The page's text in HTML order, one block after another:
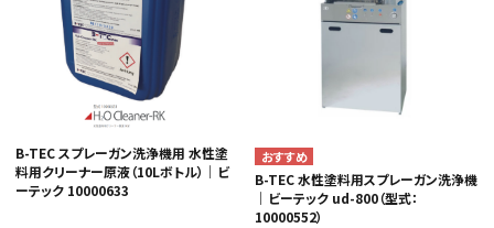
メーカーから選ぶ
ガレージ機器
補助金で購入
B-TEC スプレーガン洗浄機用 水性塗
料用クリーナー原液（10Lボトル）｜ビ
ーテック 10000633
B-TEC 水性塗料用スプレーガン洗浄機
｜ビーテック ud-800（型式：
10000552）